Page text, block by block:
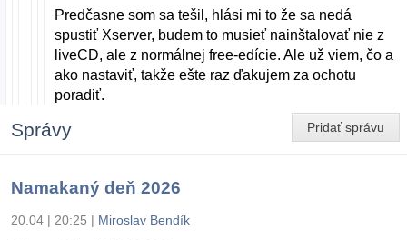
Predčasne som sa tešil, hlási mi to že sa nedá
spustiť Xserver, budem to musieť nainštalovať nie z
liveCD, ale z normálnej free-edície. Ale už viem, čo a
ako nastaviť, takže ešte raz ďakujem za ochotu
poradiť.
Pridať správu
Správy
Namakaný deň 2026
20.04 | 20:25 | Miroslav Bendík